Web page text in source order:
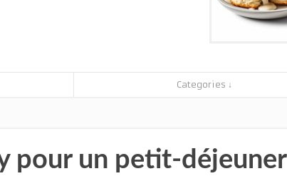
Categories ↓
pour un petit-déjeuner